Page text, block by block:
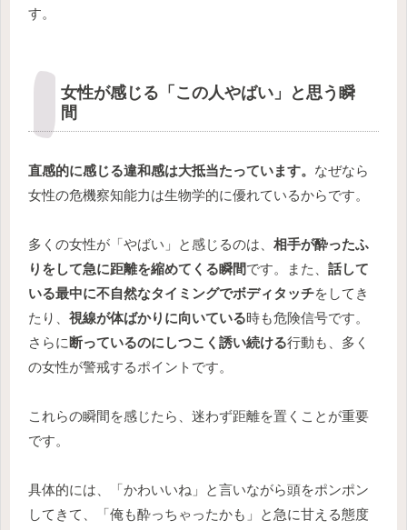
す。
女性が感じる「この人やばい」と思う瞬
間
直感的に感じる違和感は大抵当たっています。 なぜなら
女性の危機察知能力は生物学的に優れているからです。
多くの女性が「やばい」と感じるのは、 相手が酔ったふ
りをして急に距離を縮めてくる瞬間です。また、 話して
いる最中に不自然なタイミングでボディタッチをしてき
たり、 視線が体ばかりに向いている時も危険信号です。
さらに 断っているのにしつこく誘い続ける行動も、多く
の女性が警戒するポイントです。
これらの瞬間を感じたら、迷わず距離を置くことが重要
です。
具体的には、「かわいいね」と言いながら頭をポンポン
してきて、「俺も酔っちゃったかも」と急に甘える態度